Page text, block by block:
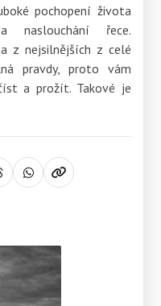
pochopení života
naslouchání řece.
z nejsilnějších z celé
pravdy, proto vám
a prožít. Takové je